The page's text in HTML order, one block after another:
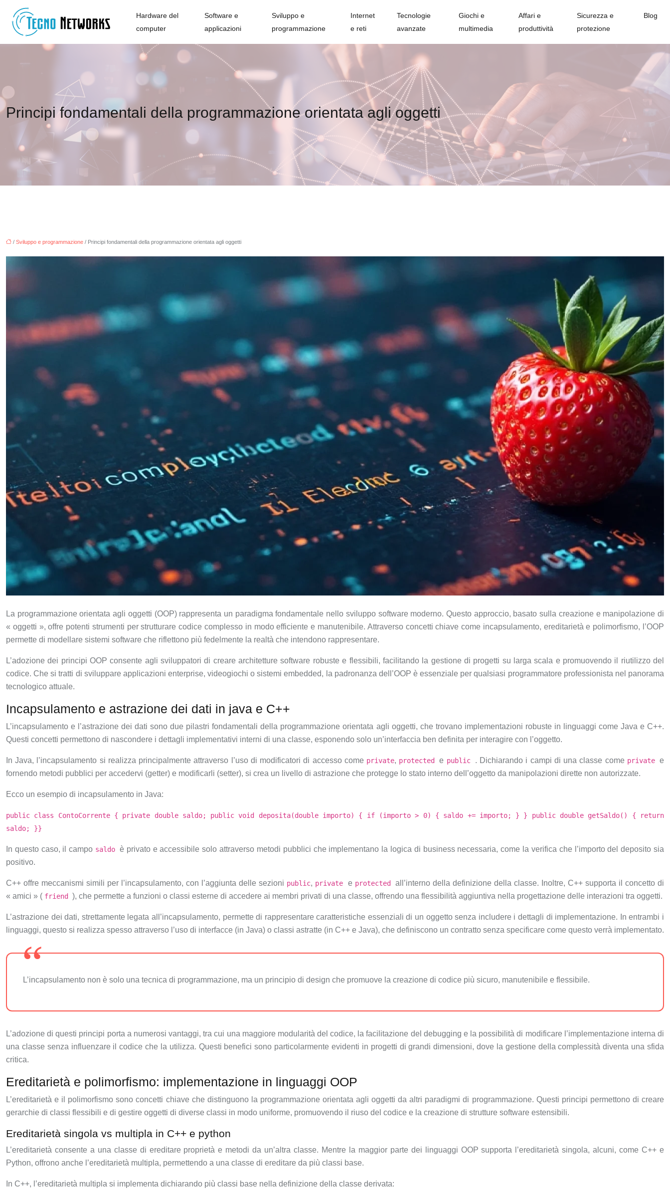
Hardware del
computer
Software e
applicazioni
Sviluppo e
programmazione
Internet
e reti
Tecnologie
avanzate
Giochi e
multimedia
Affari e
produttività
Sicurezza e
protezione
Blog
Principi fondamentali della programmazione orientata agli oggetti
/ Sviluppo e programmazione / Principi fondamentali della programmazione orientata agli oggetti
La programmazione orientata agli oggetti (OOP) rappresenta un paradigma fondamentale nello sviluppo software moderno. Questo approccio, basato sulla creazione e manipolazione di
« oggetti », offre potenti strumenti per strutturare codice complesso in modo efficiente e manutenibile. Attraverso concetti chiave come incapsulamento, ereditarietà e polimorfismo, l’OOP
permette di modellare sistemi software che riflettono più fedelmente la realtà che intendono rappresentare.
L’adozione dei principi OOP consente agli sviluppatori di creare architetture software robuste e flessibili, facilitando la gestione di progetti su larga scala e promuovendo il riutilizzo del
codice. Che si tratti di sviluppare applicazioni enterprise, videogiochi o sistemi embedded, la padronanza dell’OOP è essenziale per qualsiasi programmatore professionista nel panorama
tecnologico attuale.
Incapsulamento e astrazione dei dati in java e C++
L’incapsulamento e l’astrazione dei dati sono due pilastri fondamentali della programmazione orientata agli oggetti, che trovano implementazioni robuste in linguaggi come Java e C++.
Questi concetti permettono di nascondere i dettagli implementativi interni di una classe, esponendo solo un’interfaccia ben definita per interagire con l’oggetto.
In Java, l’incapsulamento si realizza principalmente attraverso l’uso di modificatori di accesso come private, protectede public . Dichiarando i campi di una classe come privatee
fornendo metodi pubblici per accedervi (getter) e modificarli (setter), si crea un livello di astrazione che protegge lo stato interno dell’oggetto da manipolazioni dirette non autorizzate.
Ecco un esempio di incapsulamento in Java:
public class ContoCorrente { private double saldo; public void deposita(double importo) { if (importo > 0) { saldo += importo; } } public double getSaldo() { return
saldo; }}
In questo caso, il campo saldo è privato e accessibile solo attraverso metodi pubblici che implementano la logica di business necessaria, come la verifica che l’importo del deposito sia
positivo.
C++ offre meccanismi simili per l’incapsulamento, con l’aggiunta delle sezioni public, private e protected all’interno della definizione della classe. Inoltre, C++ supporta il concetto di
« amici » ( friend ), che permette a funzioni o classi esterne di accedere ai membri privati di una classe, offrendo una flessibilità aggiuntiva nella progettazione delle interazioni tra oggetti.
L’astrazione dei dati, strettamente legata all’incapsulamento, permette di rappresentare caratteristiche essenziali di un oggetto senza includere i dettagli di implementazione. In entrambi i
linguaggi, questo si realizza spesso attraverso l’uso di interfacce (in Java) o classi astratte (in C++ e Java), che definiscono un contratto senza specificare come questo verrà implementato.
L’incapsulamento non è solo una tecnica di programmazione, ma un principio di design che promuove la creazione di codice più sicuro, manutenibile e flessibile.
L’adozione di questi principi porta a numerosi vantaggi, tra cui una maggiore modularità del codice, la facilitazione del debugging e la possibilità di modificare l’implementazione interna di
una classe senza influenzare il codice che la utilizza. Questi benefici sono particolarmente evidenti in progetti di grandi dimensioni, dove la gestione della complessità diventa una sfida
critica.
Ereditarietà e polimorfismo: implementazione in linguaggi OOP
L’ereditarietà e il polimorfismo sono concetti chiave che distinguono la programmazione orientata agli oggetti da altri paradigmi di programmazione. Questi principi permettono di creare
gerarchie di classi flessibili e di gestire oggetti di diverse classi in modo uniforme, promuovendo il riuso del codice e la creazione di strutture software estensibili.
Ereditarietà singola vs multipla in C++ e python
L’ereditarietà consente a una classe di ereditare proprietà e metodi da un’altra classe. Mentre la maggior parte dei linguaggi OOP supporta l’ereditarietà singola, alcuni, come C++ e
Python, offrono anche l’ereditarietà multipla, permettendo a una classe di ereditare da più classi base.
In C++, l’ereditarietà multipla si implementa dichiarando più classi base nella definizione della classe derivata: